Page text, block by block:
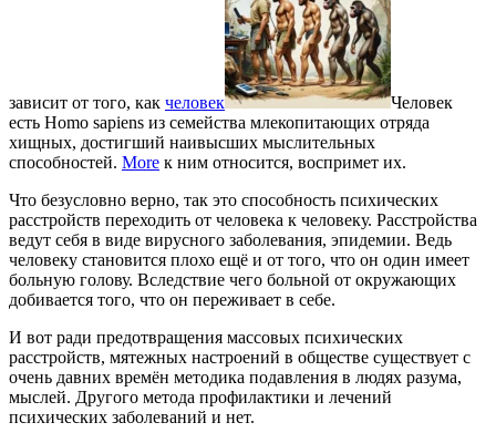
зависит от того, как человек
Человек
есть Homo sapiens из семейства млекопитающих отряда
хищных, достигший наивысших мыслительных
способностей. More к ним относится, воспримет их.
Что безусловно верно, так это способность психических
расстройств переходить от человека к человеку. Расстройства
ведут себя в виде вирусного заболевания, эпидемии. Ведь
человеку становится плохо ещё и от того, что он один имеет
больную голову. Вследствие чего больной от окружающих
добивается того, что он переживает в себе.
И вот ради предотвращения массовых психических
расстройств, мятежных настроений в обществе существует с
очень давних времён методика подавления в людях разума,
мыслей. Другого метода профилактики и лечений
психических заболеваний и нет.